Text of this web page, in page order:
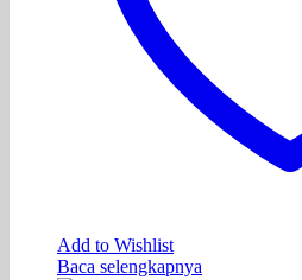
Add to Wishlist
Baca selengkapnya